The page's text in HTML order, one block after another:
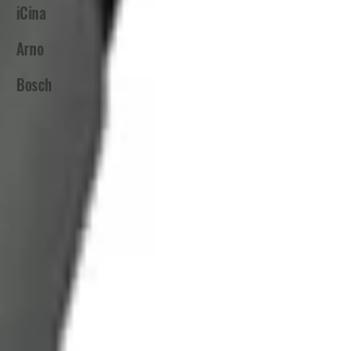
iCina
Arno
Bosch